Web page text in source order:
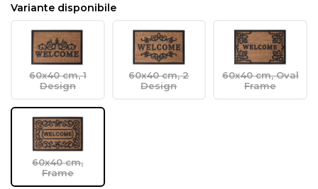
Variante disponibile
60x40 cm, 1
Design
60x40 cm, 2
Design
60x40 cm, Oval
Frame
60x40 cm,
Frame